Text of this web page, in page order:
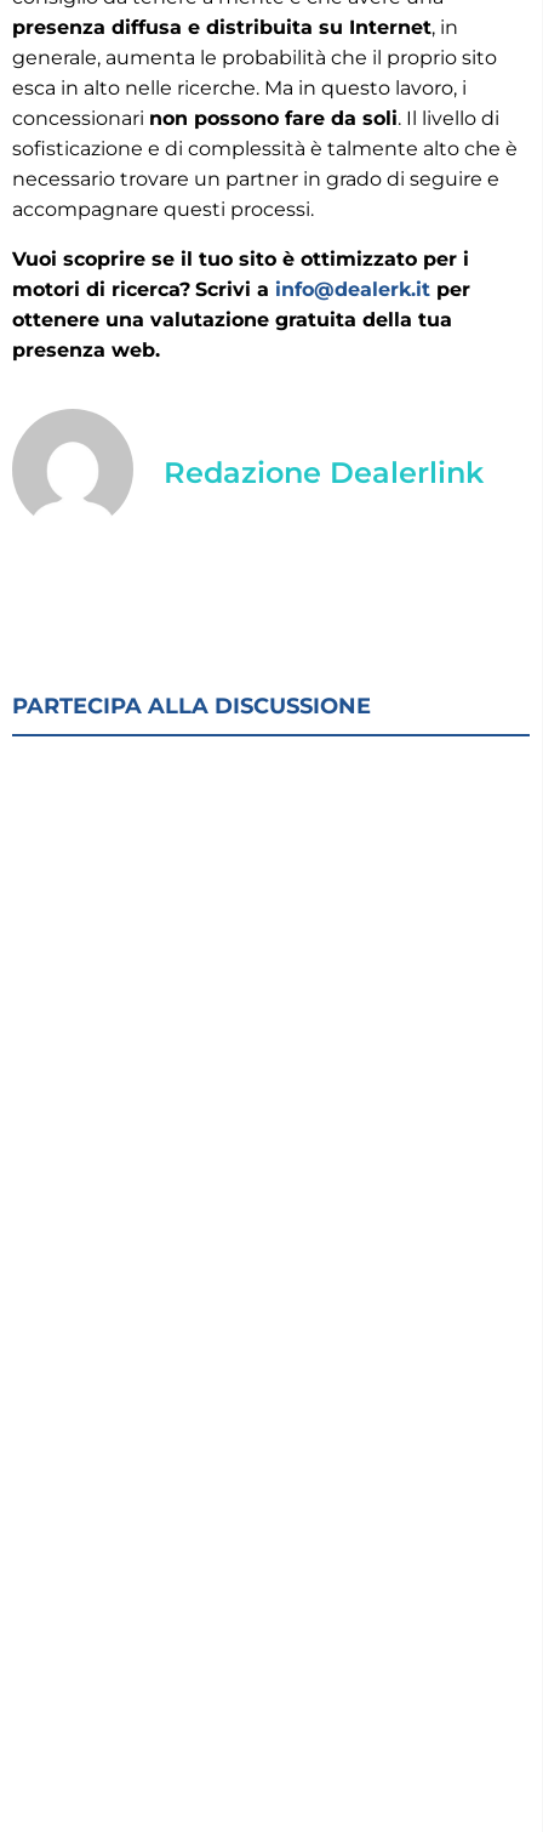
presenza diffusa e distribuita su Internet, in
generale, aumenta le probabilità che il proprio sito
esca in alto nelle ricerche. Ma in questo lavoro, i
concessionari non possono fare da soli. Il livello di
sofisticazione e di complessità è talmente alto che è
necessario trovare un partner in grado di seguire e
accompagnare questi processi.
Vuoi scoprire se il tuo sito è ottimizzato per i
motori di ricerca? Scrivi a info@dealerk.it per
ottenere una valutazione gratuita della tua
presenza web.
Redazione Dealerlink
PARTECIPA ALLA DISCUSSIONE